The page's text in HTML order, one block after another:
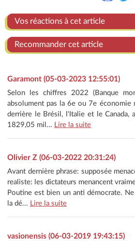
Vos réactions à cet article
Recommander cet article
Garamont (05-03-2023 12:55:01)
Selon les chiffres 2022 (Banque
absolument pas la 6e ou 7e économie
derrière le Brésil, l'Italie et le Canada,
1829,05 mil... Lire la suite
Olivier Z (06-03-2022 20:31:24)
Avant dernière phrase: supposée
realiste: les dictateurs menancent
Poutine est bien un anti démocrate.
la dé... Lire la suite
vasionensis (06-03-2019 19:43:15)